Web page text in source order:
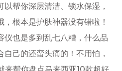
帮你深层清洁、锁水保湿，
根本是护肤神器没有错啦！
仪也是多到乱七八糟，什么品
己的还蛮头痛的！不用怕，
帮你盘点马来西亚10款超好